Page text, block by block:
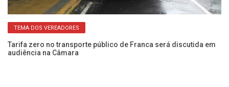
TEMA DOS VEREADORES
Tarifa zero no transporte público de Franca será discutida em
audiência na Câmara